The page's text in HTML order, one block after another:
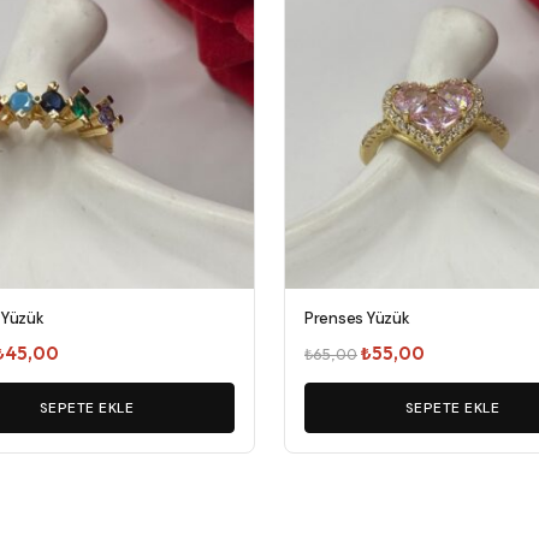
₺55,00.
45,00
andaki
fiyat:
₺45,00.
SEPETE EKLE
Prenses Yüzük
₺65,00Orijinal
fiyat:
₺65,00.
₺55,00
andaki
fiyat:
₺55,00.
SEPETE EKLE